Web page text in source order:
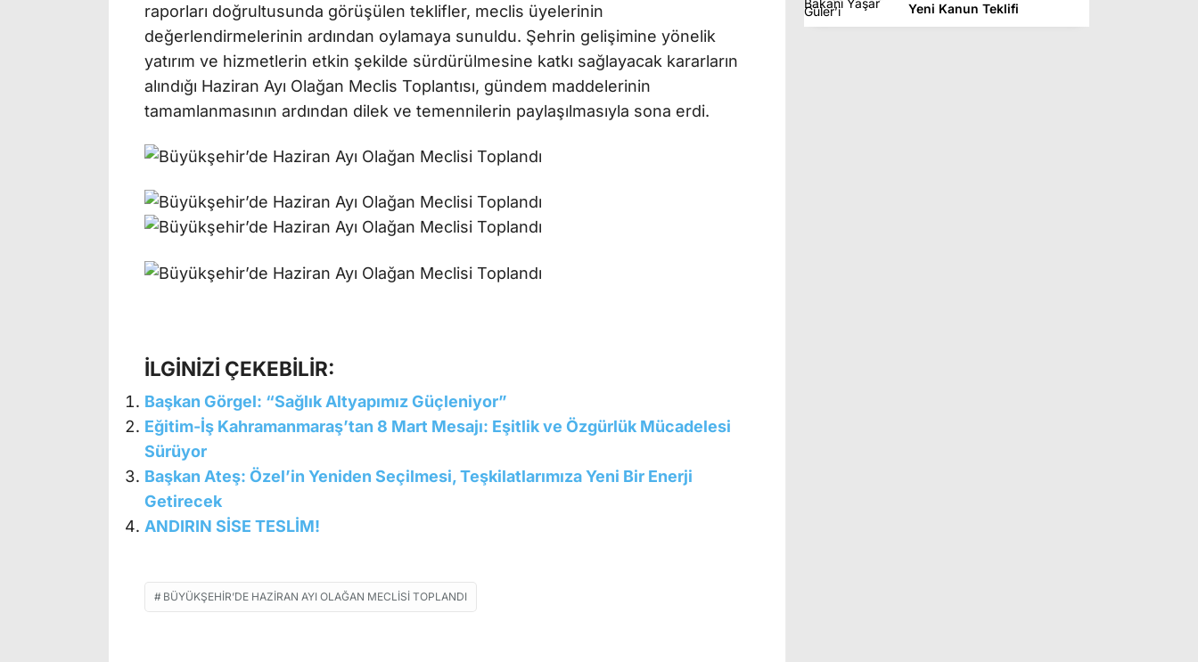
raporları doğrultusunda görüşülen teklifler, meclis üyelerinin
değerlendirmelerinin ardından oylamaya sunuldu. Şehrin gelişimine yönelik
yatırım ve hizmetlerin etkin şekilde sürdürülmesine katkı sağlayacak kararların
alındığı Haziran Ayı Olağan Meclis Toplantısı, gündem maddelerinin
tamamlanmasının ardından dilek ve temennilerin paylaşılmasıyla sona erdi.
İLGİNİZİ ÇEKEBİLİR:
Başkan Görgel: “Sağlık Altyapımız Güçleniyor”
Eğitim-İş Kahramanmaraş’tan 8 Mart Mesajı: Eşitlik ve Özgürlük Mücadelesi
Sürüyor
Başkan Ateş: Özel’in Yeniden Seçilmesi, Teşkilatlarımıza Yeni Bir Enerji
Getirecek
ANDIRIN SİSE TESLİM!
BÜYÜKŞEHIR’DE HAZIRAN AYI OLAĞAN MECLISI TOPLANDI
Yeni Kanun Teklifi